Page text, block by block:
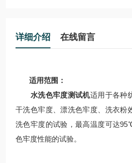
详细介绍 在线留言
适用范围：
水洗色牢度测试机适用于各种
干洗色牢度、漂洗色牢度、洗衣粉
洗色牢度的试验，最高温度可达
色牢度性能的试验。